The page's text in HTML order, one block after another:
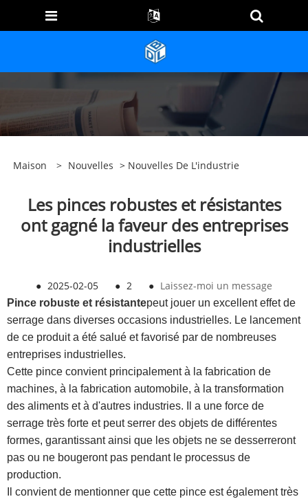
Maison > Nouvelles > Nouvelles De L'industrie
Les pinces robustes et résistantes
ont gagné la faveur des entreprises
industrielles
● 2025-02-05 ● 2 ● Laissez-moi un message
Pince robuste et résistantepeut jouer un excellent effet de
serrage dans diverses occasions industrielles. Le lancement
de ce produit a été salué et favorisé par de nombreuses
entreprises industrielles.
Cette pince convient principalement à la fabrication de
machines, à la fabrication automobile, à la transformation
des aliments et à d'autres industries. Il a une force de
serrage très forte et peut serrer des objets de différentes
formes, garantissant ainsi que les objets ne se desserreront
pas ou ne bougeront pas pendant le processus de
production.
Il convient de mentionner que cette pince est également très